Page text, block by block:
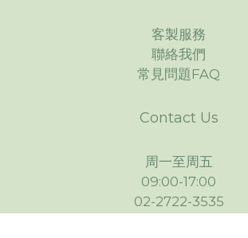
客製服務
聯絡我們
常見問題FAQ
Contact Us
周一至周五
09:00-17:00
02-2722-3535